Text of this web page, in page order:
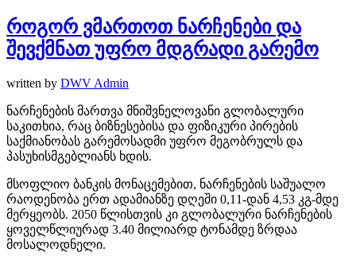
როგორ ვმართოთ ნარჩენები და
შევქმნათ უფრო მდგრადი გარემო
written by DWV Admin
ნარჩენების მართვა მნიშვნელოვანი გლობალური
საკითხია, რაც ბიზნესებისა და ფიზიკური პირების
საქმიანობას გარემოსადმი უფრო მეგობრულს და
პასუხისმგებლიანს ხდის.
მსოფლიო ბანკის მონაცემებით, ნარჩენების საშუალო
რაოდენობა ერთ ადამიანზე დღეში 0,11-დან 4,53 კგ-მდე
მერყეობს. 2050 წლისთვის კი გლობალური ნარჩენების
ყოველწლიურად 3.40 მილიარდ ტონამდე ზრდაა
მოსალოდნელი.